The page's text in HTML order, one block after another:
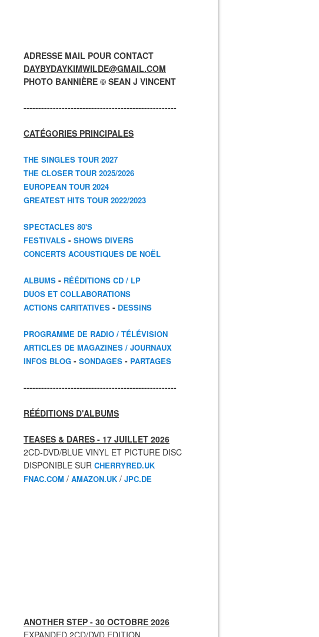
ADRESSE MAIL POUR CONTACT
DAYBYDAYKIMWILDE@GMAIL.COM
PHOTO BANNIÈRE © SEAN J VINCENT
----------------------------------------------------
CATÉGORIES PRINCIPALES
THE SINGLES TOUR 2027
THE CLOSER TOUR 2025/2026
EUROPEAN TOUR 2024
GREATEST HITS TOUR 2022/2023
SPECTACLES 80'S
FESTIVALS - SHOWS DIVERS
CONCERTS ACOUSTIQUES DE NOËL
ALBUMS - RÉÉDITIONS CD / LP
DUOS ET COLLABORATIONS
ACTIONS CARITATIVES - DESSINS
PROGRAMME DE RADIO / TÉLÉVISION
ARTICLES DE MAGAZINES / JOURNAUX
INFOS BLOG - SONDAGES - PARTAGES
----------------------------------------------------
RÉÉDITIONS D'ALBUMS
TEASES & DARES - 17 JUILLET 2026
2CD-DVD/BLUE VINYL ET PICTURE DISC
DISPONIBLE SUR CHERRYRED.UK
FNAC.COM / AMAZON.UK / JPC.DE
ANOTHER STEP - 30 OCTOBRE 2026
EXPANDED 2CD/DVD EDITION